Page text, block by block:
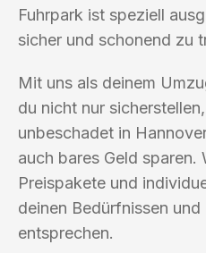
Fuhrpark ist speziell
sicher und schonend zu
Mit uns als deinem
du nicht nur
unbeschadet in
auch bares Geld
Preispakete und
deinen Bedürfnissen
entsprechen.